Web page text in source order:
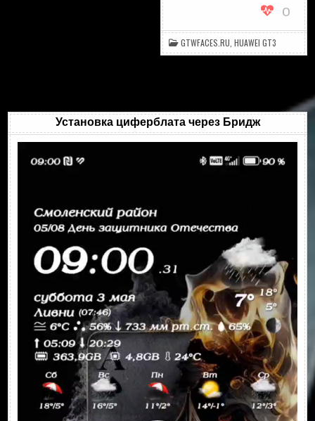
0
GTWFACES.RU ,HUAWEI GT3
Установка циферблата через Бридж